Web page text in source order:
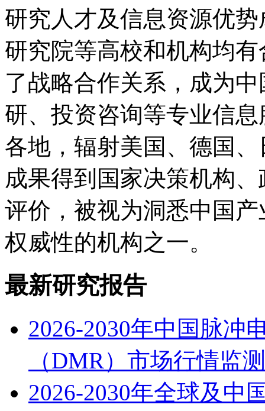
研究人才及信息资源优
研究院等高校和机构均
了战略合作关系，成为
研、投资咨询等专业信
各地，辐射美国、德国
成果得到国家决策机构
评价，被视为洞悉中国
权威性的机构之一。
最新研究报告
2026-2030年中国脉冲
（DMR）市场行情监
2026-2030年全球及中